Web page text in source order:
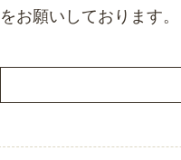
をお願いしております